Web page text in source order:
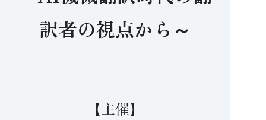
訳者の視点から～
【主催】